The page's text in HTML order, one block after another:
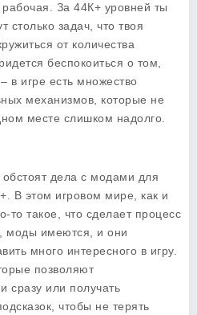
За 44К+ уровней ты
столько задач, что твоя
от количества
беспокоиться о том,
в игре есть множество
механизмов, которые не
месте слишком надолго.
дела с модами для
. В этом игровом мире, как и
то такое, что сделает процесс
имеются, и они
много интересного в игру.
позволяют
сразу или получать
чтобы не терять